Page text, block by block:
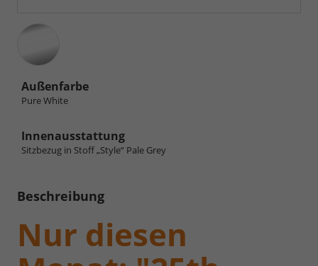
Außenfarbe
Pure White
Innenausstattung
Sitzbezug in Stoff „Style“ Pale Grey
Beschreibung
Nur diesen